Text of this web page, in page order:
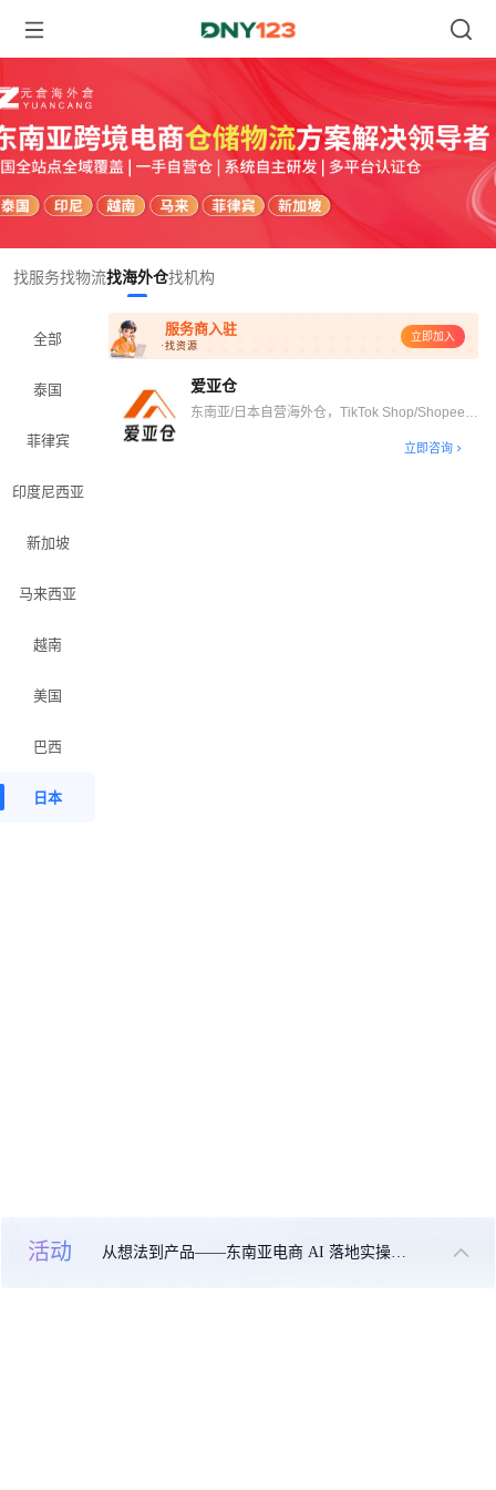
活动
找服务找物流找海外仓找机构
全部
泰国
菲律宾
印度尼西亚
新加坡
马来西亚
越南
美国
巴西
日本
服务商入驻
·找资源
立即加入
爱亚仓
东南亚/日本自营海外仓，TikTok Shop/Shopee官
立即咨询